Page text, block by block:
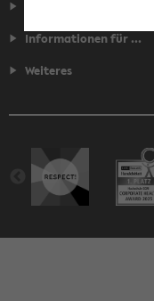
Informationen für ...
Weiteres